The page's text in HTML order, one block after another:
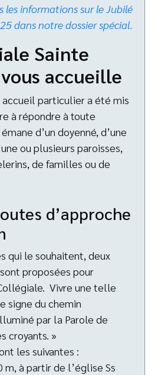
les informations sur le Jubilé
dans notre dossier spécial.
Sainte
accueille
accueil particulier a été mis
à répondre à toute
d’un doyenné, d’une
ou plusieurs paroisses,
de familles ou de
d’approche
qui le souhaitent, deux
proposées pour
Vivre une telle
signe du chemin
par la Parole de
croyants. »
les suivantes :
m, à partir de l’église Ss